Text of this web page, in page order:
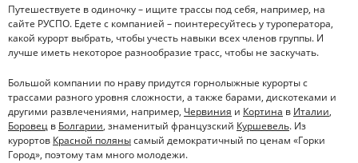
Путешествуете в одиночку – ищите трассы под себя, например, на
сайте РУСПО. Едете с компанией – поинтересуйтесь у туроператора,
какой курорт выбрать, чтобы учесть навыки всех членов группы. И
лучше иметь некоторое разнообразие трасс, чтобы не заскучать.
Большой компании по нраву придутся горнолыжные курорты с
трассами разного уровня сложности, а также барами, дискотеками и
другими развлечениями, например, Червиния и Кортина в Италии,
Боровец в Болгарии, знаменитый французский Куршевель. Из
курортов Красной полянысамый демократичный по ценам «Горки
Город», поэтому там много молодежи.